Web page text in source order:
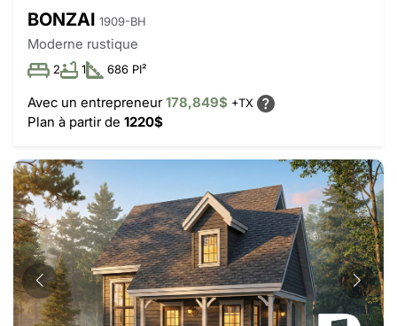
BONZAI 1909-BH
Moderne rustique
2 1 686 PI²
Avec un entrepreneur178,849$ +TX
Plan à partir de 1220$